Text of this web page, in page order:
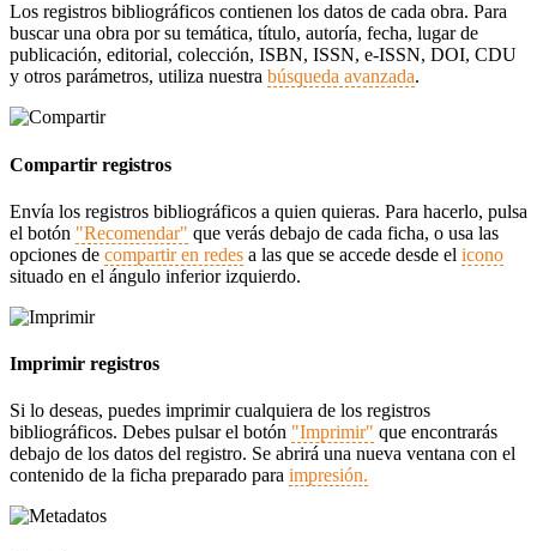
Los registros bibliográficos contienen los datos de cada obra. Para
buscar una obra por su temática, título, autoría, fecha, lugar de
publicación, editorial, colección, ISBN, ISSN, e-ISSN, DOI, CDU
y otros parámetros, utiliza nuestra búsqueda avanzada.
Compartir registros
Envía los registros bibliográficos a quien quieras. Para hacerlo, pulsa
el botón "Recomendar" que verás debajo de cada ficha, o usa las
opciones de compartir en redes a las que se accede desde el icono
situado en el ángulo inferior izquierdo.
Imprimir registros
Si lo deseas, puedes imprimir cualquiera de los registros
bibliográficos. Debes pulsar el botón "Imprimir" que encontrarás
debajo de los datos del registro. Se abrirá una nueva ventana con el
contenido de la ficha preparado para impresión.